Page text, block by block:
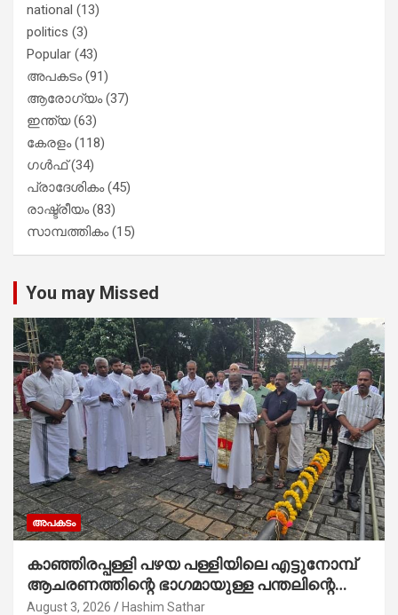
national (13)
politics (3)
Popular (43)
അപകടം(91)
ആരോഗ്യം(37)
ഇന്ത്യ(63)
കേരളം(118)
ഗൾഫ്(34)
പ്രാദേശികം(45)
രാഷ്ട്രീയം(83)
സാമ്പത്തികം(15)
You may Missed
അപകടം
കാഞ്ഞിരപ്പള്ളി പഴയ പള്ളിയിലെ എട്ടുനോമ്പ്
ആചരണത്തിന്റെ ഭാഗമായുള്ള പന്തലിന്റെ
കാൽനാട്ട് കർമ്മം ആർച്ച് പ്രീസ്റ്റ് വെരി.
August 3, 2026 Hashim Sathar